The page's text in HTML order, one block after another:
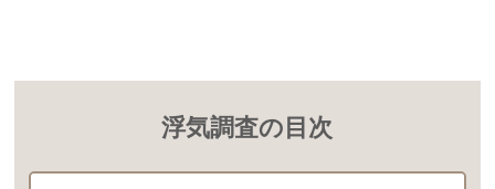
浮気調査の目次